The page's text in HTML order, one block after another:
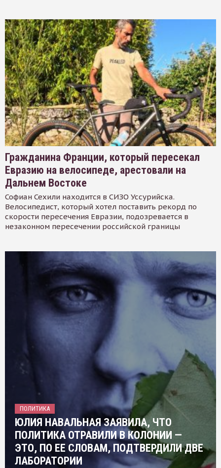
Гражданина Франции, который пересекал
Евразию на велосипеде, арестовали на
Дальнем Востоке
Софиан Сехили находится в СИЗО Уссурийска.
Велосипедист, который хотел поставить рекорд по
скорости пересечения Евразии, подозревается в
незаконном пересечении российской границы
ПОЛИТИКА
ЮЛИЯ НАВАЛЬНАЯ ЗАЯВИЛА, ЧТО
ПОЛИТИКА ОТРАВИЛИ В КОЛОНИИ —
ЭТО, ПО ЕЕ СЛОВАМ, ПОДТВЕРДИЛИ ДВЕ
ЛАБОРАТОРИИ